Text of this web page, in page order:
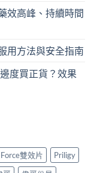
效高峰、持續時間
用方法與安全指南
度買正貨？效果
雙效片
Priligy